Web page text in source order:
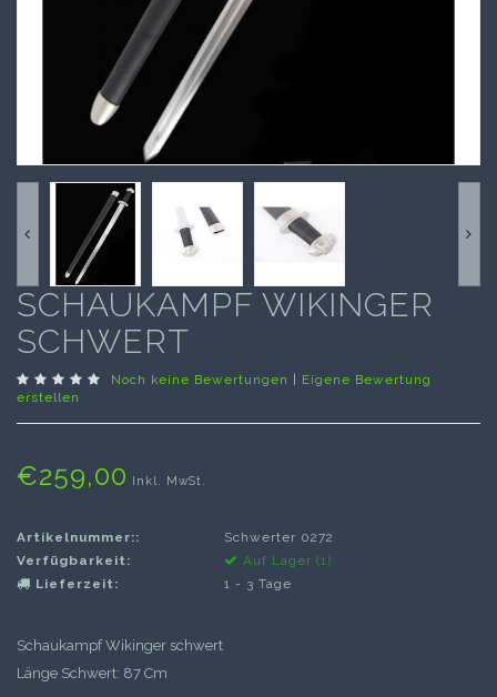
SCHAUKAMPF WIKINGER
SCHWERT
Noch keine Bewertungen
Eigene Bewertung
erstellen
€259,00 Inkl. MwSt.
Artikelnummer::
Schwerter 0272
Verfügbarkeit:
Auf Lager (1)
Lieferzeit:
1 - 3 Tage
Schaukampf Wikinger schwert
Länge Schwert: 87 Cm